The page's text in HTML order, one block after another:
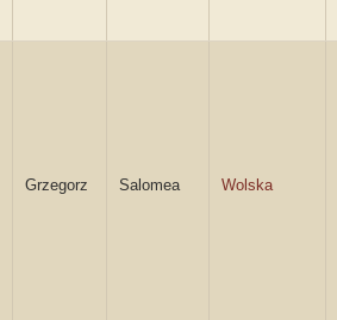
Grzegorz Salomea Wolska